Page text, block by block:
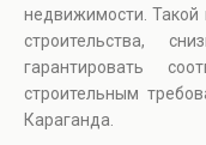
недвижимости. Такой
строительства,
гарантировать
строительным
Караганда.